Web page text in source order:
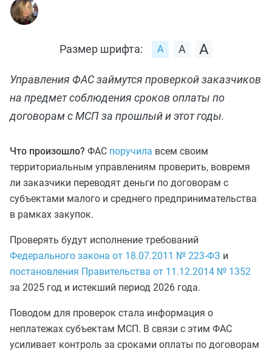
Размер шрифта:
Управления ФАС займутся проверкой заказчиков
на предмет соблюдения сроков оплаты по
договорам с МСП за прошлый и этот годы.
Что произошло? ФАС поручила всем своим
территориальным управлениям проверить, вовремя
ли заказчики переводят деньги по договорам с
субъектами малого и среднего предпринимательства
в рамках закупок.
Проверять будут исполнение требований
Федерального закона от 18.07.2011 № 223‑ФЗ и
постановления Правительства от 11.12.2014 № 1352
за 2025 год и истекший период 2026 года.
Поводом для проверок стала информация о
неплатежах субъектам МСП. В связи с этим ФАС
усиливает контроль за сроками оплаты по договорам